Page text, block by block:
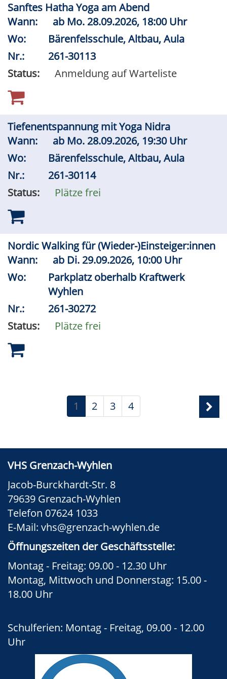
Sanftes Hatha Yoga am Abend
Wann:
ab Mo. 28.09.2026, 18:00 Uhr
Wo:
Bärenfelsschule, Altbau, Aula
Nr.:
261-30113
Status:
Anmeldung auf Warteliste
Tiefenentspannung mit Yoga Nidra
Wann:
ab Mo. 28.09.2026, 19:30 Uhr
Wo:
Bärenfelsschule, Altbau, Aula
Nr.:
261-30114
Status:
Plätze frei
Nordic Walking für (Wieder-)Einsteiger:innen
Wann:
ab Di. 29.09.2026, 10:00 Uhr
Wo:
Parkplatz oberhalb Kraftwerk
Wyhlen
Nr.:
261-30272
Status:
Plätze frei
1 2 3 4
VHS Grenzach-Wyhlen
Jacob-Burckhardt-Str. 8
79639 Grenzach-Wyhlen
Telefon 07624 1033
E-Mail: vhs@grenzach-wyhlen.de
Öffnungszeiten der Geschäftsstelle:
Montag - Freitag: 09.00 - 12.30 Uhr
Montag, Mittwoch und Donnerstag: 15.00 -
18.00 Uhr
Schulferien: Montag - Freitag, 09.00 - 12.00
Uhr